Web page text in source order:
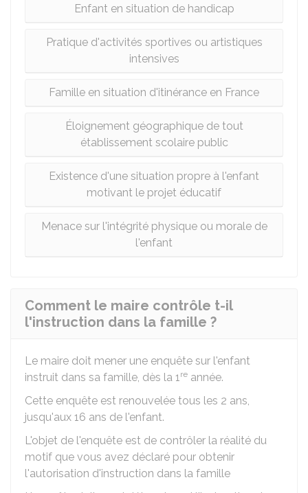
Enfant en situation de handicap
Pratique d'activités sportives ou artistiques
intensives
Famille en situation d'itinérance en France
Éloignement géographique de tout
établissement scolaire public
Existence d'une situation propre à l'enfant
motivant le projet éducatif
Menace sur l'intégrité physique ou morale de
l'enfant
Comment le maire contrôle t-il
l'instruction dans la famille ?
Le maire doit mener une enquête sur l'enfant
instruit dans sa famille, dès la 1re année.
Cette enquête est renouvelée tous les 2 ans,
jusqu'aux 16 ans de l'enfant.
L'objet de l'enquête est de contrôler la réalité du
motif que vous avez déclaré pour obtenir
l'autorisation d'instruction dans la famille